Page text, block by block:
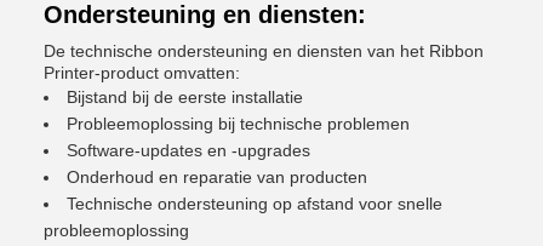
Ondersteuning en diensten:
De technische ondersteuning en diensten van het Ribbon
Printer-product omvatten:
Bijstand bij de eerste installatie
Probleemoplossing bij technische problemen
Software-updates en -upgrades
Onderhoud en reparatie van producten
Technische ondersteuning op afstand voor snelle
probleemoplossing